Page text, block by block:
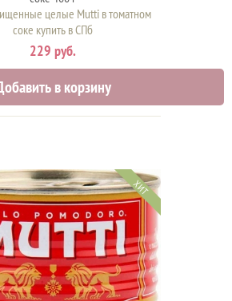
целые Mutti в томатном
соке купить в СПб
229 руб.
в корзину
ХИТ